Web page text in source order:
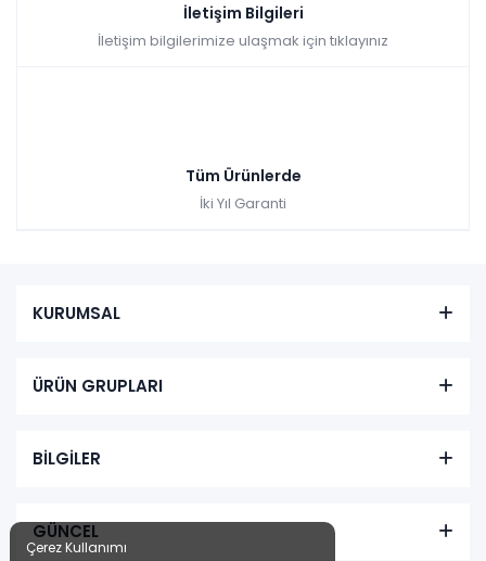
İletişim Bilgileri
İletişim bilgilerimize ulaşmak için tıklayınız
Tüm Ürünlerde
İki Yıl Garanti
KURUMSAL
ÜRÜN GRUPLARI
BİLGİLER
GÜNCEL
Çerez Kullanımı